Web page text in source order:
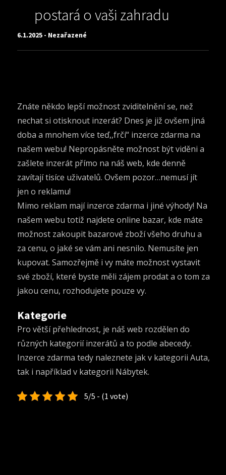
postará o vaši zahradu
6.1.2025 - Nezařazené
Znáte někdo lepší možnost zviditelnění se, než
nechat si otisknout inzerát? Dnes je již ovšem jiná
doba a mnohem více teď,,frčí“ inzerce zdarma na
našem webu! Nepropásněte možnost být viděni a
zašlete inzerát přímo na náš web, kde denně
zavítají tisíce uživatelů. Ovšem pozor…nemusí jít
jen o reklamu!
Mimo reklam mají inzerce zdarma i jiné výhody! Na
našem webu totiž najdete online bazar, kde máte
možnost zakoupit bazarové zboží všeho druhu a
za cenu, o jaké se vám ani nesnilo. Nemusíte jen
kupovat. Samozřejmě i vy máte možnost vystavit
své zboží, které byste měli zájem prodat a o tom za
jakou cenu, rozhodujete pouze vy.
Kategorie
Pro větší přehlednost, je náš web rozdělen do
různých kategorií inzerátů a to podle abecedy.
Inzerce zdarma tedy naleznete jak v kategorii Auta,
tak i například v kategorii Nábytek.
5/5 - (1 vote)